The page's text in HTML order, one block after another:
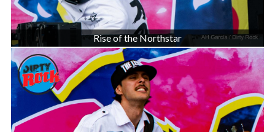
Rise of the Northstar